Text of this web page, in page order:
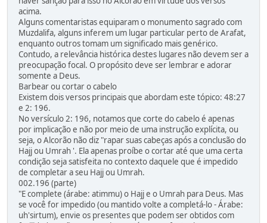
acima.
Alguns comentaristas equiparam o monumento sagrado com
Muzdalifa, alguns inferem um lugar particular perto de Arafat,
enquanto outros tomam um significado mais genérico.
Contudo, a relevância histórica destes lugares não devem ser a
preocupação focal. O propósito deve ser lembrar e adorar
somente a Deus.
Barbear ou cortar o cabelo
Existem dois versos principais que abordam este tópico: 48:27
e 2: 196.
No versículo 2: 196, notamos que corte do cabelo é apenas
por implicação e não por meio de uma instrução explícita, ou
seja, o Alcorão não diz "rapar suas cabeças após a conclusão do
Hajj ou Umrah '. Ela apenas proíbe o cortar até que uma certa
condição seja satisfeita no contexto daquele que é impedido
de completar a seu Hajj ou Umrah.
002.196 (parte)
"E complete (árabe: atimmu) o Hajj e o Umrah para Deus. Mas
se você for impedido (ou mantido volte a completá-lo - Árabe:
uh'sirtum), envie os presentes que podem ser obtidos com